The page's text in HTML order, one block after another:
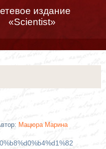
издание
«Scientist»
Мацюра Марина